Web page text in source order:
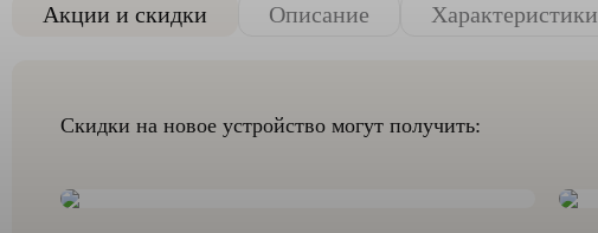
Акции и скидки Описание Характеристики
Скидки на новое устройство могут получить: